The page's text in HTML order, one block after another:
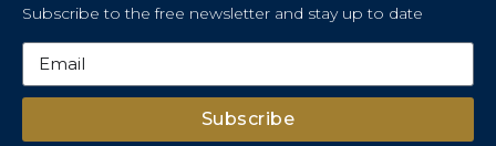
Subscribe to the free newsletter and stay up to date
Subscribe